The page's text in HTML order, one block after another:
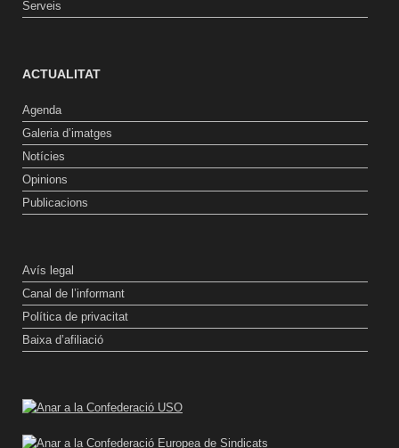
Serveis
ACTUALITAT
Agenda
Galeria d’imatges
Notícies
Opinions
Publicacions
Avís legal
Canal de l’informant
Política de privacitat
Baixa d’afiliació